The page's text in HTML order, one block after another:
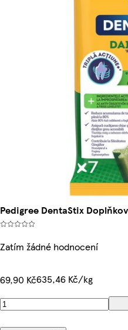
Pedigree DentaStix
Zatím žádné hodnocení
69,90 Kč635,46 Kč/kg